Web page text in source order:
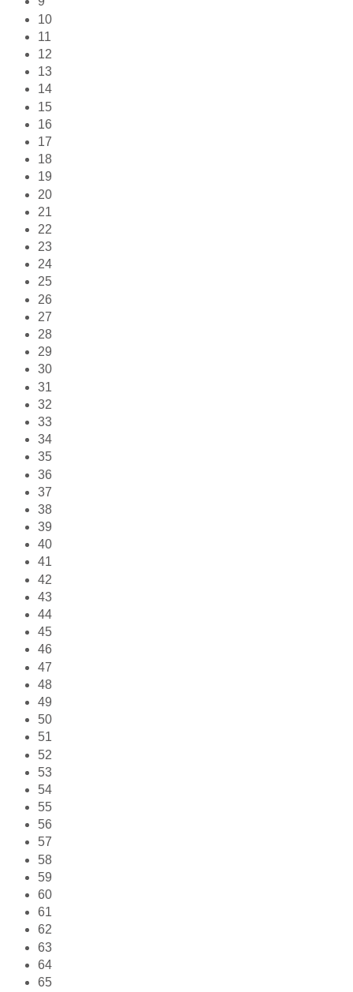
10
11
12
13
14
15
16
17
18
19
20
21
22
23
24
25
26
27
28
29
30
31
32
33
34
35
36
37
38
39
40
41
42
43
44
45
46
47
48
49
50
51
52
53
54
55
56
57
58
59
60
61
62
63
64
65